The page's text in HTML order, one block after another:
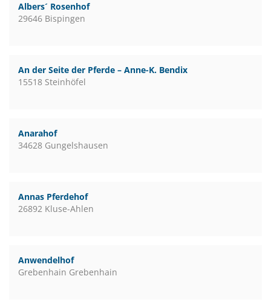
Albers´ Rosenhof
29646 Bispingen
An der Seite der Pferde – Anne-K. Bendix
15518 Steinhöfel
Anarahof
34628 Gungelshausen
Annas Pferdehof
26892 Kluse-Ahlen
Anwendelhof
Grebenhain Grebenhain